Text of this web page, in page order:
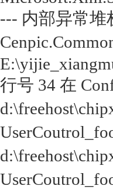
--- 内部异常堆
行号 34 在